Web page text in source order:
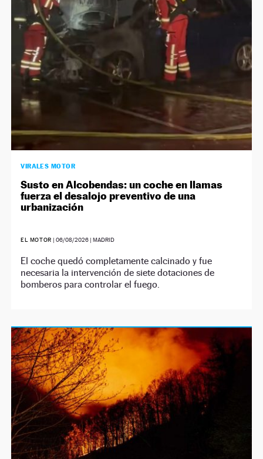
NEWSLETTER
SÍGUENOS
VIRALES MOTOR
Susto en Alcobendas: un coche en llamas
fuerza el desalojo preventivo de una
urbanización
EL MOTOR | 06/08/2026| MADRID
El coche quedó completamente calcinado y fue
necesaria la intervención de siete dotaciones de
bomberos para controlar el fuego.